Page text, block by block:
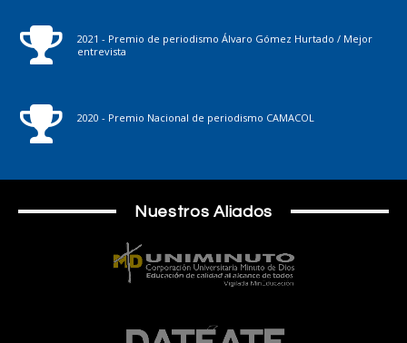
2021 - Premio de periodismo Álvaro Gómez Hurtado / Mejor
entrevista
2020 - Premio Nacional de periodismo CAMACOL
Nuestros Aliados